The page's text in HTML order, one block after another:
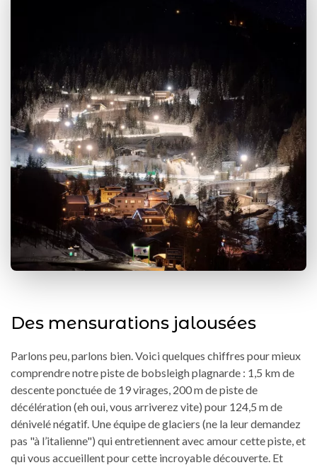
Des mensurations jalousées
Parlons peu, parlons bien. Voici quelques chiffres pour mieux
comprendre notre piste de bobsleigh plagnarde : 1,5 km de
descente ponctuée de 19 virages, 200 m de piste de
décélération (eh oui, vous arriverez vite) pour 124,5 m de
dénivelé négatif. Une équipe de glaciers (ne la leur demandez
pas "à l’italienne") qui entretiennent avec amour cette piste, et
qui vous accueillent pour cette incroyable découverte. Et